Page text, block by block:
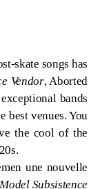
skate songs has
Vendor, Aborted
bands
best venues. You
the cool of the
une nouvelle
Subsistence